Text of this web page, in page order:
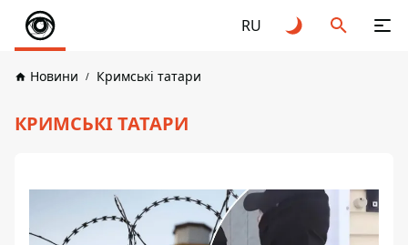
RU
Новини Кримські татари
КРИМСЬКІ ТАТАРИ